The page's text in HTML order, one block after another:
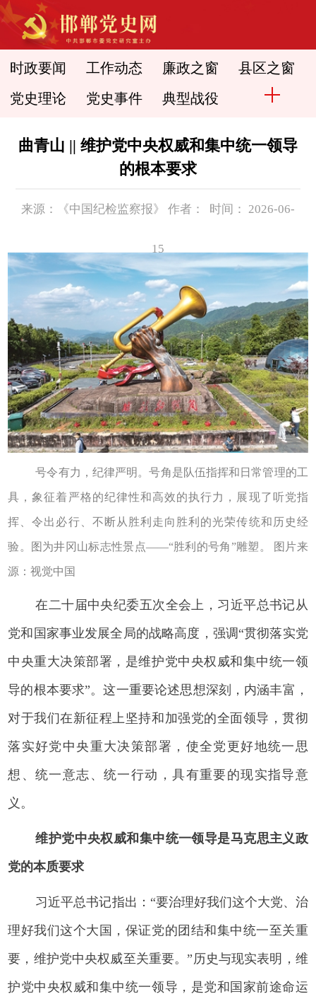
时政要闻 工作动态 廉政之窗 县区之窗
党史理论 党史事件 典型战役
曲青山 || 维护党中央权威和集中统一领导
的根本要求
来源：《中国纪检监察报》 作者： 时间： 2026-06-
15
号令有力，纪律严明。号角是队伍指挥和日常管理的工
具，象征着严格的纪律性和高效的执行力，展现了听党指
挥、令出必行、不断从胜利走向胜利的光荣传统和历史经
验。图为井冈山标志性景点——“胜利的号角”雕塑。 图片来
源：视觉中国
在二十届中央纪委五次全会上，习近平总书记从
党和国家事业发展全局的战略高度，强调“贯彻落实党
中央重大决策部署，是维护党中央权威和集中统一领
导的根本要求”。这一重要论述思想深刻，内涵丰富，
对于我们在新征程上坚持和加强党的全面领导，贯彻
落实好党中央重大决策部署，使全党更好地统一思
想、统一意志、统一行动，具有重要的现实指导意
义。
维护党中央权威和集中统一领导是马克思主义政
党的本质要求
习近平总书记指出：“要治理好我们这个大党、治
理好我们这个大国，保证党的团结和集中统一至关重
要，维护党中央权威至关重要。”历史与现实表明，维
护党中央权威和集中统一领导，是党和国家前途命运